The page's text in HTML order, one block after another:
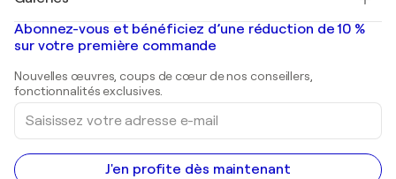
Banksy
Mr. Brainwash
Shepard Fairey
Peintures de paysage
Estampes
Peintures acryliques
Galeries d'art en France
Galeries d'art en Belgique
Abonnez-vous et bénéficiez d’une réduction de 10 %
sur votre première commande
Nouvelles œuvres, coups de cœur de nos conseillers,
fonctionnalités exclusives.
Saisissez
votre
adresse
e-
mail
J'en profite dès maintenant